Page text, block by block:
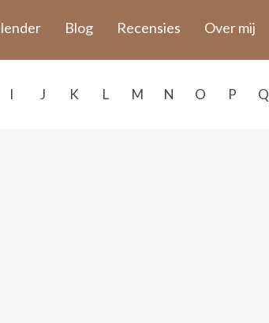
Blog Recensies Over mij
I J K L M N O P Q